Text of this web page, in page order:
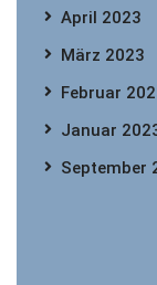
April 2023
März 2023
Februar
Januar
September